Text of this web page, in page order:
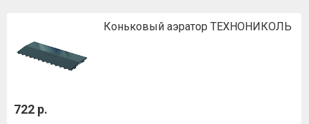
Коньковый аэратор ТЕХНОНИКОЛЬ
722 р.